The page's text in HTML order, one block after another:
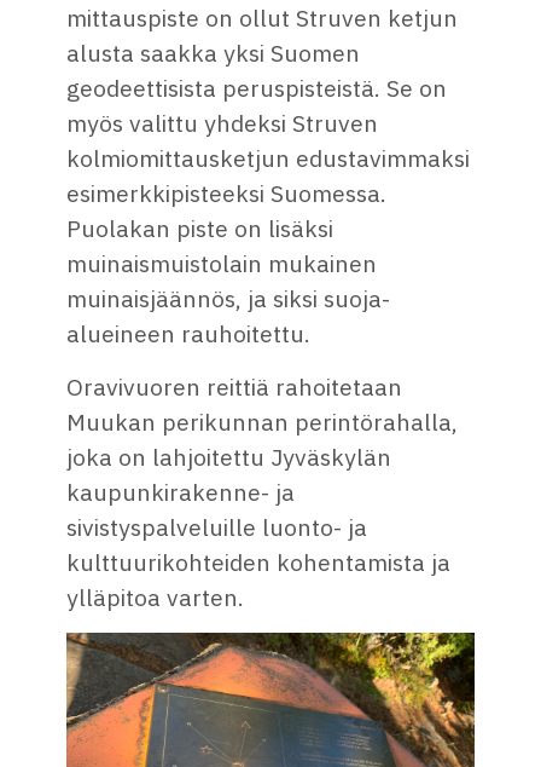
mittauspiste on ollut Struven ketjun
alusta saakka yksi Suomen
geodeettisista peruspisteistä. Se on
myös valittu yhdeksi Struven
kolmiomittausketjun edustavimmaksi
esimerkkipisteeksi Suomessa.
Puolakan piste on lisäksi
muinaismuistolain mukainen
muinaisjäännös, ja siksi suoja-
alueineen rauhoitettu.
Oravivuoren reittiä rahoitetaan
Muukan perikunnan perintörahalla,
joka on lahjoitettu Jyväskylän
kaupunkirakenne- ja
sivistyspalveluille luonto- ja
kulttuurikohteiden kohentamista ja
ylläpitoa varten.